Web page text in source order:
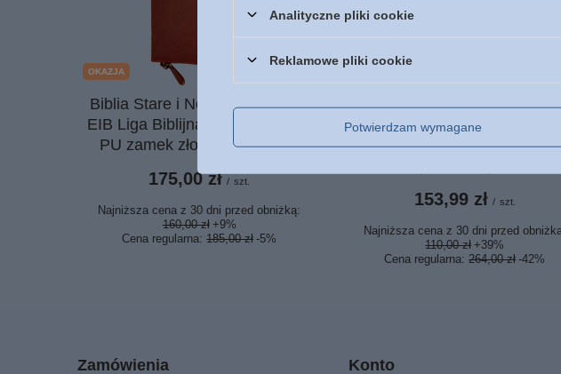
OKAZJA
Biblia Stare i Nowe Przymierze
EIB Liga Biblijna mała ekoskóra
PU zamek złoto index bordo
175,00 zł / szt.
Najniższa cena z 30 dni przed obniżką:
160,00 zł +9%
Cena regularna:185,00 zł -5%
Znamię Lwa BOX Głos w
Echo w ciemności, Jak świt
poranka - Francine Rivers -
153,99 zł / szt.
Najniższa cena z 30 dni przed
110,00 zł +39%
Cena regularna:264,00 zł -42%
Zamówienia Konto
Analityczne pliki cookie
Reklamowe pliki cookie
Potwierdzam wymagane